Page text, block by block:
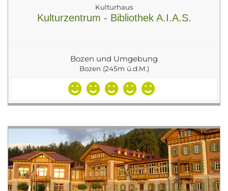
Kulturhaus
Kulturzentrum - Bibliothek A.I.A.S.
Bozen und Umgebung
Bozen (245m ü.d.M.)